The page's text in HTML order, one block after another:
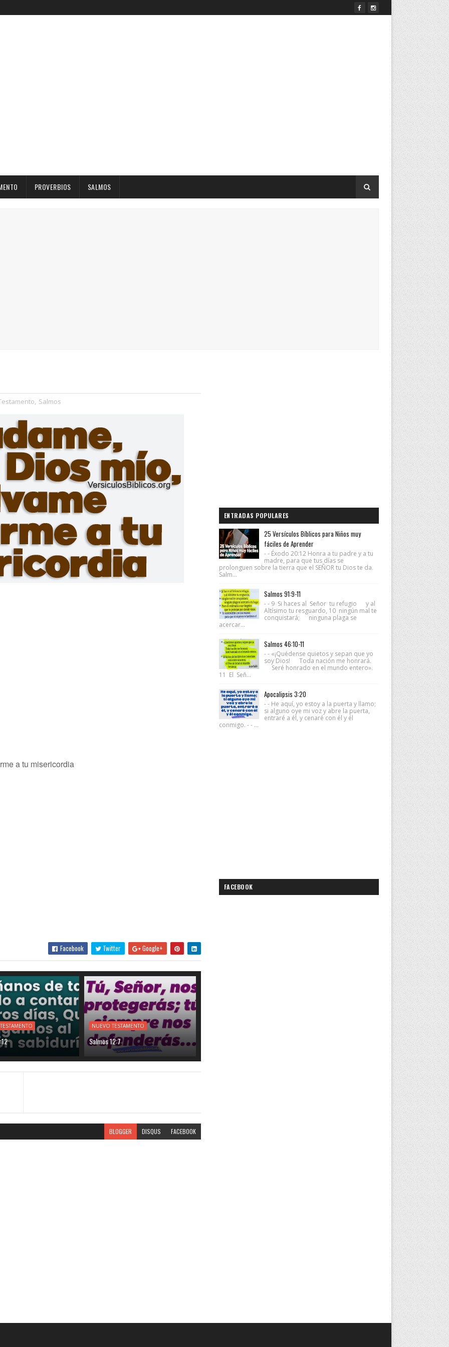
PROVERBIOS SALMOS
, Salmos
a tu misericordia
Facebook Twitter Google+
NUEVO TESTAMENTO
Salmos 12:7
BLOGGER DISQUS FACEBOOK
ENTRADAS POPULARES
25 Versículos Bíblicos para Niños muy
fáciles de Aprender
- - Éxodo 20:12 Honra a tu padre y a tu
madre, para que tus días se
prolonguen sobre la tierra que el SEÑOR tu Dios te da.
Salm...
Salmos 91:9-11
- - 9 Si haces al Señor tu refugio y al
Altísimo tu resguardo, 10 ningún mal te
conquistará; ninguna plaga se
acercar...
Salmos 46:10-11
- - «¡Quédense quietos y sepan que yo
soy Dios! Toda nación me honrará.
Seré honrado en el mundo entero».
11 El Señ...
Apocalipsis 3:20
- - He aquí, yo estoy a la puerta y llamo;
si alguno oye mi voz y abre la puerta,
entraré a él, y cenaré con él y él
conmigo. - - ...
FACEBOOK